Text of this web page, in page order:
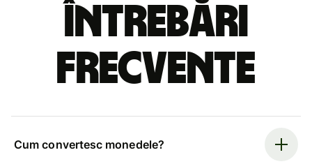
Întrebări
frecvente
Cum convertesc monedele?